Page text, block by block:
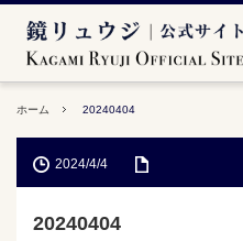
ホーム 20240404
2024/4/4
20240404